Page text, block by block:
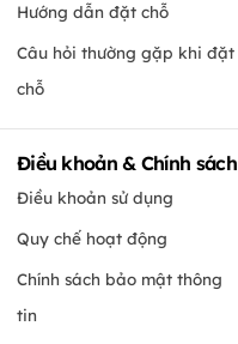
Hướng dẫn đặt chỗ
Câu hỏi thường gặp khi đặt
chỗ
Điều khoản & Chính sách
Điều khoản sử dụng
Quy chế hoạt động
Chính sách bảo mật thông
tin